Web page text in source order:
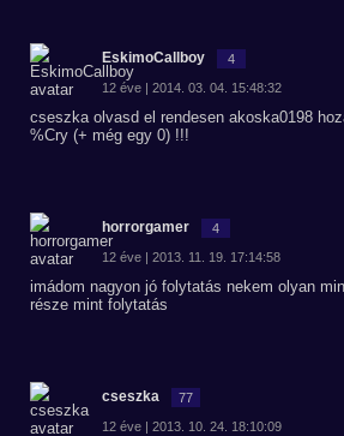
EskimoCallboy 4
12 éve | 2014. 03. 04. 15:48:32
cseszka olvasd el rendesen akoska0198
%Cry (+ még egy 0) !!!
horrorgamer 4
12 éve | 2013. 11. 19. 17:14:58
imádom nagyon jó folytatás nekem olyan
része mint folytatás
cseszka 77
12 éve | 2013. 10. 24. 18:10:09